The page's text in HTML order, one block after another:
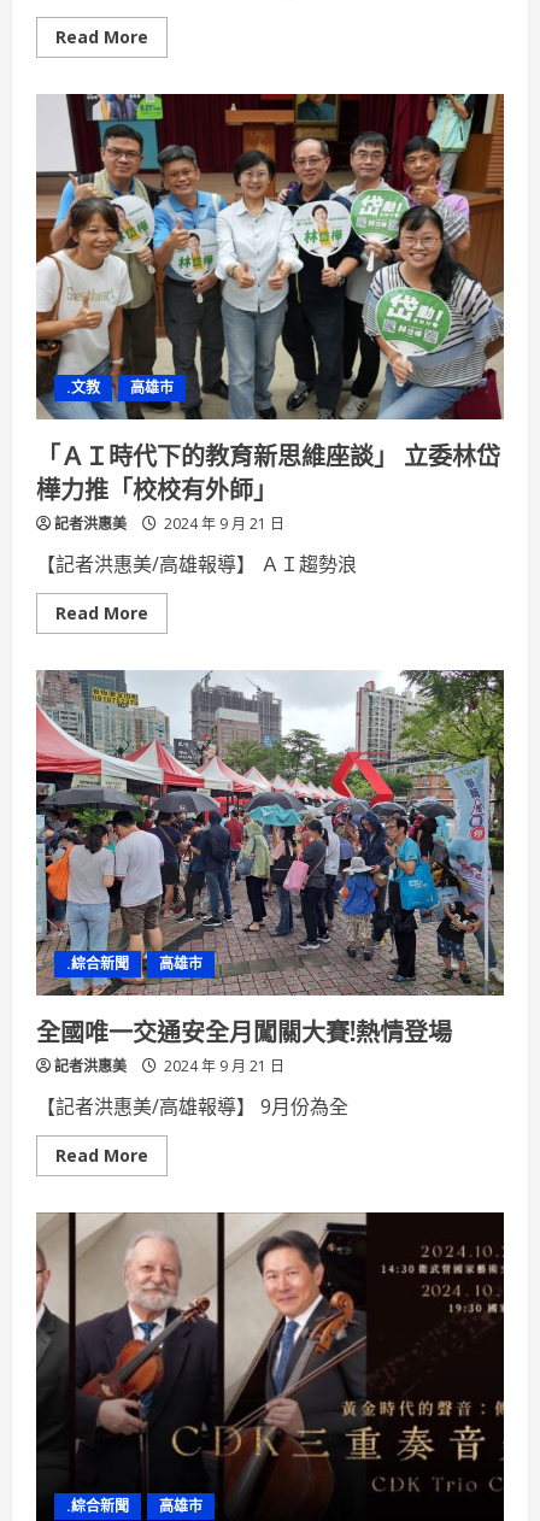
Read More
more
縣
府
舉
辦
秋
遊
驛
園
漫
遊
竹
田
客
庄
.文教 高雄市
「ＡＩ時代下的教育新思維座談」 立委林岱
樺力推「校校有外師」
記者洪惠美 2024 年 9 月 21 日
【記者洪惠美/高雄報導】 ＡＩ趨勢浪
Read More
more
代
下
的
教
育
新
思
維
座
談」
立
委
林
岱
樺
力
推
「校
校
有
外
師」
.綜合新聞 高雄市
全國唯一交通安全月闖關大賽!熱情登場
記者洪惠美 2024 年 9 月 21 日
【記者洪惠美/高雄報導】 9月份為全
Read More
more
國
唯
一
交
通
安
全
月
闖
關
大
賽!
熱
.綜合新聞 高雄市